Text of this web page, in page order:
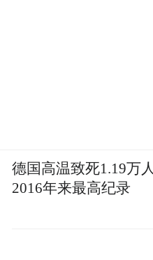
德国高温致死1.19万
2016年来最高纪录